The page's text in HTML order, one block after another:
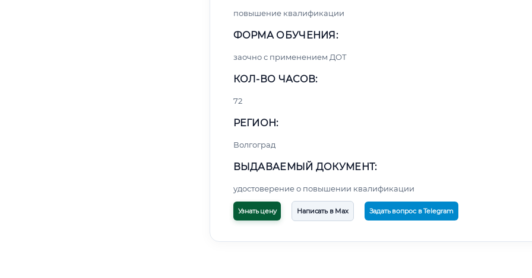
повышение квалификации
ФОРМА ОБУЧЕНИЯ:
заочно с применением ДОТ
КОЛ-ВО ЧАСОВ:
72
РЕГИОН:
Волгоград
ВЫДАВАЕМЫЙ ДОКУМЕНТ:
удостоверение о повышении квалификации
Узнать цену Написать в Max Задать вопрос в Telegram